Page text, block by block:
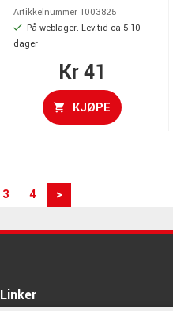
Artikkelnummer 1003825
På weblager. Lev.tid ca 5-10
dager
Kr 41
KJØPE
3 4 >
Linker